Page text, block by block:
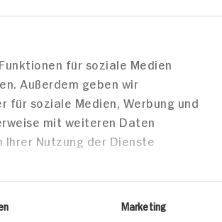
für soziale Medien
Außerdem geben wir
für soziale Medien, Werbung und
mit weiteren Daten
Ihrer Nutzung der Dienste
Marketing
Unterkiefer
30St Packung
7x verfügbar
DAUER
DISCOUNT